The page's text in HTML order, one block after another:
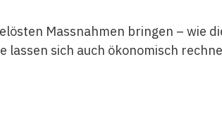
Massnahmen bringen – wie
lassen sich auch ökonomisch